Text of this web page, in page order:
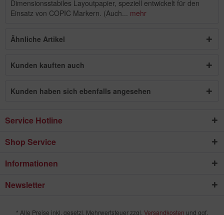
Dimensionsstabiles Layoutpapier, speziell entwickelt für den
Einsatz von COPIC Markern. (Auch... mehr
Ähnliche Artikel
Kunden kauften auch
Kunden haben sich ebenfalls angesehen
Service Hotline
Shop Service
Informationen
Newsletter
* Alle Preise inkl. gesetzl. Mehrwertsteuer zzgl. Versandkosten und ggf.